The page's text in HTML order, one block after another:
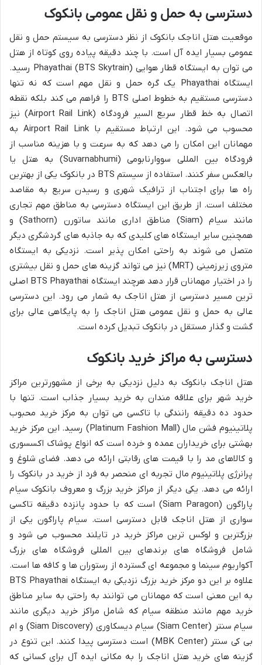
دسترسی به حمل و نقل عمومی بانکوک
موقعیت هتل اناجک بانکوک از نظر دسترسی به سیستم حمل و نقل
عمومی بسیار ایده آل است. با چند دقیقه پیاده روی کوتاه از هتل
می توان به ایستگاه قطار هوایی Phayathai (BTS Skytrain) رسید.
ایستگاه Phayathai یک گره حمل و نقل مهم است که نه تنها
دسترسی مستقیم به خطوط اصلی BTS را فراهم می کند بلکه نقطه
اتصال به خط قطار سریع السیر فرودگاه (Airport Rail Link) نیز
محسوب می شود. این ارتباط مستقیم با Airport Rail Link به
مهمانان این امکان را می دهد که به سرعت و با هزینه مناسب از
فرودگاه بین المللی سووارنابومی (Suvarnabhumi) به هتل یا
بالعکس سفر کنند. استفاده از سیستم BTS در بانکوک یکی از بهترین
راه ها برای اجتناب از ترافیک شهری و رسیدن سریع به مقاصد
مختلف است. از طریق این ایستگاه دسترسی به مناطق مهم تجاری
مانند سیام (Siam) مناطق اداری مانند ساتورن (Sathorn) و
همچنین سایر ایستگاه های کلیدی که به جاذبه های گردشگری دیگر
متصل می شوند به راحتی امکان پذیر است. نزدیکی به ایستگاه
متروی زیرزمینی (MRT) نیز می تواند گزینه های حمل و نقل بیشتری
را در اختیار مهمانان قرار دهد هرچند ایستگاه BTS Phayathai اصلی
ترین مسیر دسترسی از هتل اناجک به شمار می رود. این دسترسی
عالی به حمل و نقل عمومی هتل اناجک را به پایگاهی عالی برای
گشت و گذار مستقل در بانکوک تبدیل کرده است.
دسترسی به مراکز خرید بانکوک
هتل اناجک بانکوک به دلیل نزدیکی به برخی از مشهورترین مراکز
خرید شهر برای علاقه مندان به خرید بسیار جذاب است. تنها با
حدود ده دقیقه رانندگی با تاکسی می توان به مرکز خرید محبوب
پلاتینیوم فشن مال (Platinum Fashion Mall) رسید. این مرکز خرید
بهشتی برای خریداران عمده و خرده است که انواع پوشاک اکسسوری
و کالاهای مد را با قیمت های رقابتی ارائه می دهد. فضای شلوغ و
پرانرژی پلاتینیوم مال تجربه ای منحصر به فرد از خرید در بانکوک را
ارائه می دهد. یکی دیگر از مراکز خرید بزرگ و معروف بانکوک سیام
پاراگون (Siam Paragon) است که با حدود پانزده دقیقه تاکسی
سواری از هتل اناجک قابل دسترسی است. سیام پاراگون یکی از
بزرگترین و لوکس ترین مراکز خرید در تایلند محسوب می شود و
شامل فروشگاه های برندهای بین المللی فروشگاه های بزرگ
آکواریوم سینما و مجموعه ای گسترده از رستوران ها و کافه ها است.
علاوه بر این دو مرکز خرید بزرگ نزدیکی به ایستگاه BTS Phayathai
به این معنی است که مهمانان می توانند به راحتی به سایر مناطق
خرید مهم مانند منطقه سیام که شامل مراکز خرید دیگری مانند
سیام سنتر (Siam Center) سیام دیسکاوری (Siam Discovery) و ام
بی کی سنتر (MBK Center) است دسترسی پیدا کنند. این تنوع در
گزینه های خرید هتل اناجک را به مکانی ایده آل برای کسانی که